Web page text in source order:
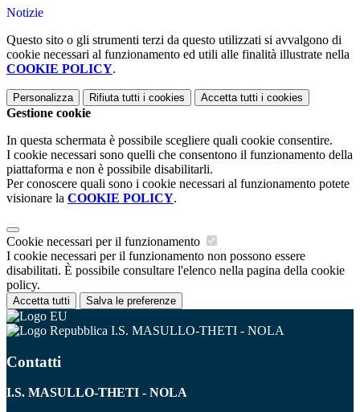
Notizie
Questo sito o gli strumenti terzi da questo utilizzati si avvalgono di
cookie necessari al funzionamento ed utili alle finalità illustrate nella
COOKIE POLICY.
Personalizza Rifiuta tutti i cookies Accetta tutti i cookies
Gestione cookie
In questa schermata è possibile scegliere quali cookie consentire.
I cookie necessari sono quelli che consentono il funzionamento della
piattaforma e non è possibile disabilitarli.
Per conoscere quali sono i cookie necessari al funzionamento potete
visionare la COOKIE POLICY.
Cookie necessari per il funzionamento
I cookie necessari per il funzionamento non possono essere
disabilitati. È possibile consultare l'elenco nella pagina della cookie
policy.
Accetta tutti Salva le preferenze
I.S. MASULLO-THETI - NOLA
Contatti
I.S. MASULLO-THETI - NOLA